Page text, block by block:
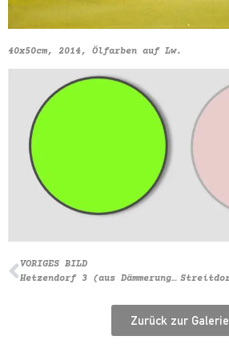
40x50cm, 2014, Ölfarben auf Lw.
VORIGES BILD
Hetzendorf 3 (aus Dämmerung in Wien)
Zurück zur Galerie